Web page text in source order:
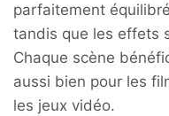
parfaitement
tandis que les effets
Chaque scène
aussi bien pour les
les jeux vidéo.